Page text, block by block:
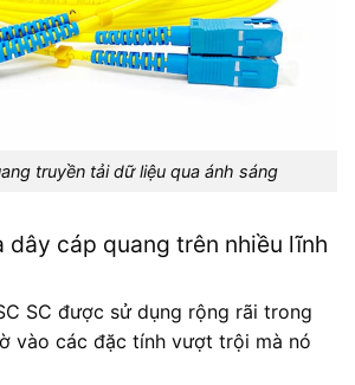
truyền tải dữ liệu qua ánh sáng
dây cáp quang trên nhiều lĩnh
SC được sử dụng rộng rãi trong
vào các đặc tính vượt trội mà nó